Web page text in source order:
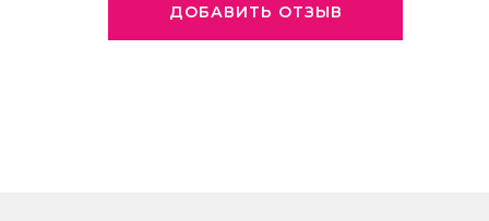
ДОБАВИТЬ ОТЗЫВ